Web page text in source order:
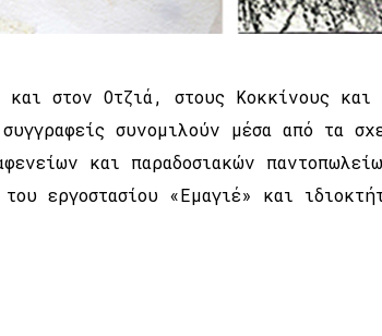
στον Οτζιά, στους Κοκκίνους και
συνομιλούν μέσα από τα
και παραδοσιακών
εργοστασίου «Εμαγιέ» και